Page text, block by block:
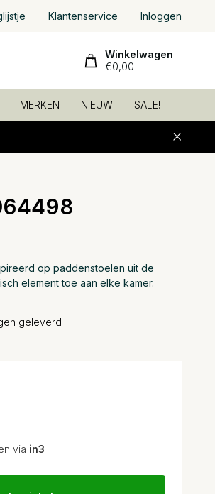
Klantenservice Inloggen
Winkelwagen
€0,00
MERKEN NIEUW SALE!
op paddenstoelen uit de
element toe aan elke kamer.
geleverd
via in3